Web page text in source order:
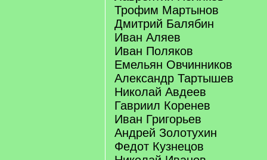
Трофим Мартынов
Дмитрий Балябин
Иван Аляев
Иван Поляков
Емельян Овчинников
Александр Тартышев
Николай Авдеев
Гавриил Коренев
Иван Григорьев
Андрей Золотухин
Федот Кузнецов